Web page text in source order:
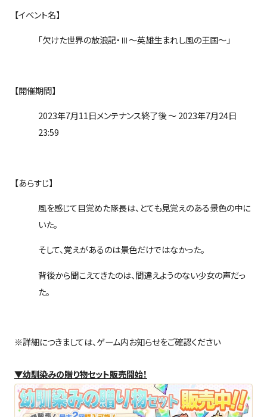
【イベント名】
「欠けた世界の放浪記・Ⅲ〜英雄生まれし風の王国〜」
【開催期間】
2023年7月11日メンテナンス終了後 ～2023年7月24日
23:59
【あらすじ】
風を感じて目覚めた隊長は、とても見覚えのある景色の中に
いた。
そして、覚えがあるのは景色だけではなかった。
背後から聞こえてきたのは、間違えようのない少女の声だっ
た。
※詳細につきましては、ゲーム内お知らせをご確認ください
▼幼馴染みの贈り物セット販売開始！